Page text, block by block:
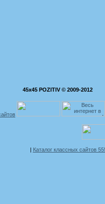
45x45 POZITIV © 2009-2012
Каталог классных сайтов